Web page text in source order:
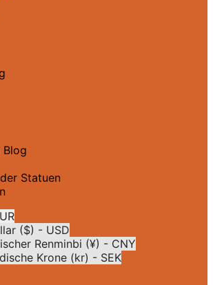
Blog
Statuen
($) - USD
Renminbi (¥) - CNY
Krone (kr) - SEK